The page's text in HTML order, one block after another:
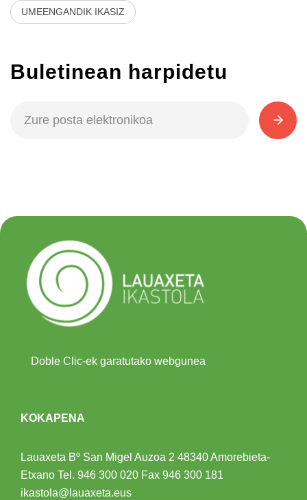
UMEENGANDIK IKASIZ
Buletinean harpidetu
Doble Clic-ek garatutako webgunea
KOKAPENA
Lauaxeta Bº San Migel Auzoa 2 48340 Amorebieta-
Etxano Tel. 946 300 020 Fax 946 300 181
ikastola@lauaxeta.eus